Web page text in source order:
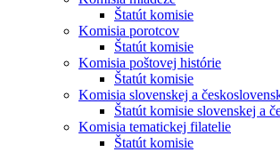
Štatút komisie
Komisia porotcov
Štatút komisie
Komisia poštovej histórie
Štatút komisie
Komisia slovenskej a
Štatút komisie slovenskej a
Komisia tematickej filatelie
Štatút komisie